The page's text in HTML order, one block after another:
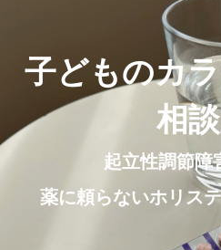
子どものカ
相
起立性調節障
薬に頼らないホリス